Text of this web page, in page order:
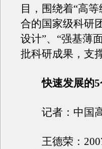
目，围绕着“高
合的国家级科研
设计”、“强基薄
批科研成果，支
快速发展的
记者：中国高
王德荣：2007